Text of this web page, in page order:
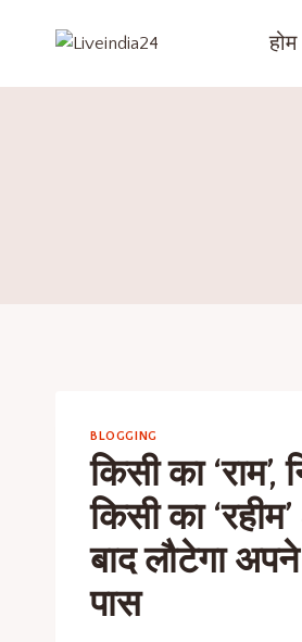
होम
BLOGGING
किसी का ‘राम’,
किसी का
बाद लौटेगा
पास